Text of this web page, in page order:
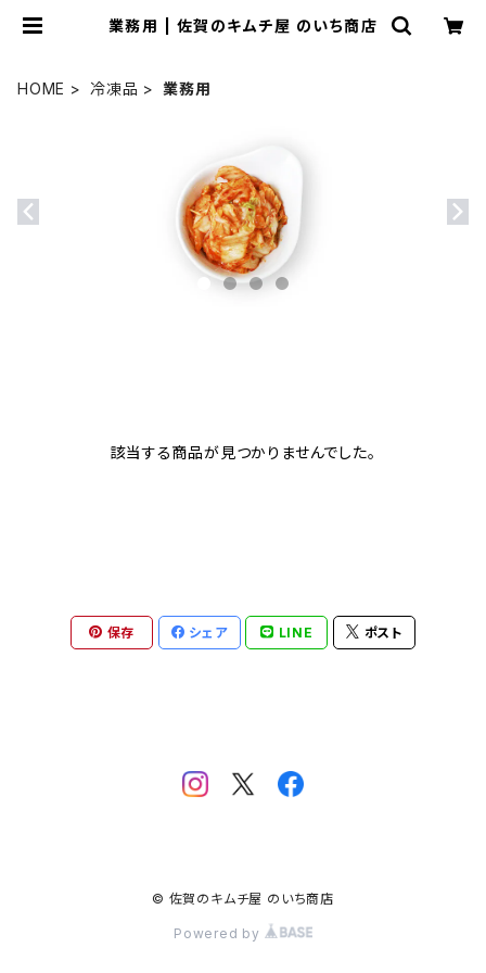
業務用 | 佐賀のキムチ屋 のいち商店
HOME 冷凍品 業務用
該当する商品が見つかりませんでした。
保存 シェア LINE ポスト
© 佐賀のキムチ屋 のいち商店
Powered by